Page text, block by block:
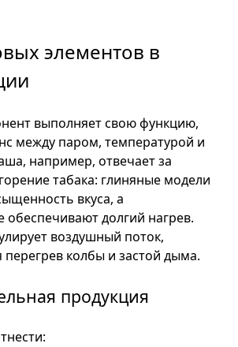
элементов в
выполняет свою функцию,
между паром, температурой и
например, отвечает за
табака: глиняные модели
вкуса, а
обеспечивают долгий нагрев.
воздушный поток,
колбы и застой дыма.
продукция